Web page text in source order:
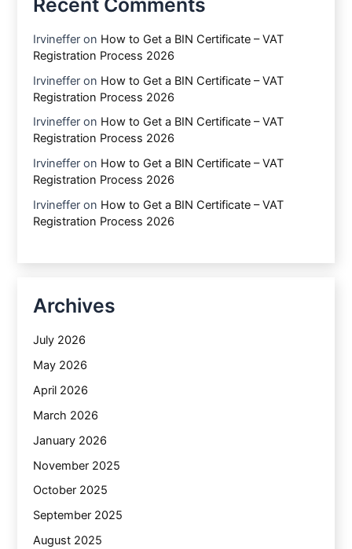
Recent Comments
Irvineffer on How to Get a BIN Certificate – VAT
Registration Process 2026
Irvineffer on How to Get a BIN Certificate – VAT
Registration Process 2026
Irvineffer on How to Get a BIN Certificate – VAT
Registration Process 2026
Irvineffer on How to Get a BIN Certificate – VAT
Registration Process 2026
Irvineffer on How to Get a BIN Certificate – VAT
Registration Process 2026
Archives
July 2026
May 2026
April 2026
March 2026
January 2026
November 2025
October 2025
September 2025
August 2025